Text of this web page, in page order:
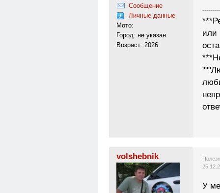
Сообщение
Личные данные
Мото:
Город: не указан
Возраст: 2026
или
volshebnik
У